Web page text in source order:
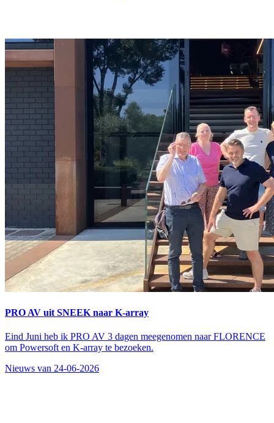
PRO AV uit SNEEK naar K-array
Eind Juni heb ik PRO AV 3 dagen meegenomen naar FLORENCE
om Powersoft en K-array te bezoeken.
Nieuws van 24-06-2026